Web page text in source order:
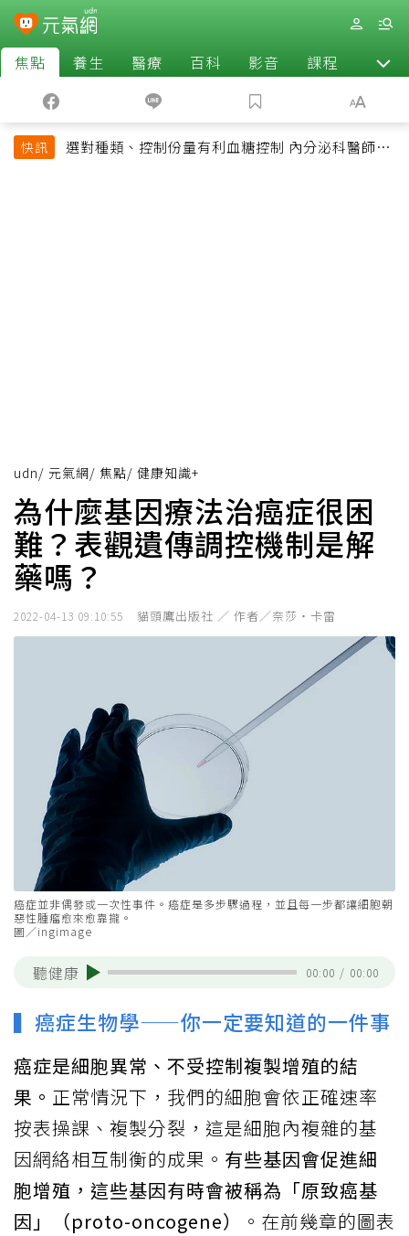
焦點 養生 醫療 百科 影音 課程 退休
快訊
選對種類、控制份量有利血糖控制 內分泌科醫師最
udn/ 元氣網/ 焦點/ 健康知識+
為什麼基因療法治癌症很困
難？表觀遺傳調控機制是解
藥嗎？
2022-04-13 09:10:55 貓頭鷹出版社 ／ 作者／奈莎‧卡雷
癌症並非偶發或一次性事件。癌症是多步驟過程，並且每一步都讓細胞朝
惡性腫瘤愈來愈靠攏。
圖／ingimage
聽健康 00:00 / 00:00
▍癌症生物學——你一定要知道的一件事
癌症是細胞異常、不受控制複製增殖的結
果。 正常情況下，我們的細胞會依正確速率
按表操課、複製分裂，這是細胞內複雜的基
因網絡相互制衡的成果。 有些基因會促進細
胞增殖，這些基因有時會被稱為「原致癌基
因」（proto-oncogene）
。在前幾章的圖表